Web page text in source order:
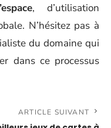
, d’utilisation
N’hésitez pas à
du domaine qui
dans ce processus
ARTICLE SUIVANT